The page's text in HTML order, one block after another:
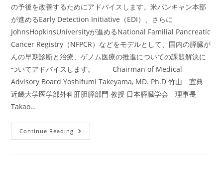
の予後を改善するためにアドバイスします。米パンキャン本部
が進めるEarly Detection Initiative（EDI）、さらに
JohnsHopkinsUniversityが進めるNational Familial Pancreatic
Cancer Registry（NFPCR）などをモデルとして、国内の膵臓が
んの早期診断と治療、ゲノム医療の推進についての課題解決に
ついてアドバイスします。 Chairman of Medical
Advisory Board Yoshifumi Takeyama, MD. Ph.D 竹山 宜典
近畿大学医学部外科肝胆膵部門 教授 日本膵臓学会 理事長
Takao…
Continue Reading 医
学